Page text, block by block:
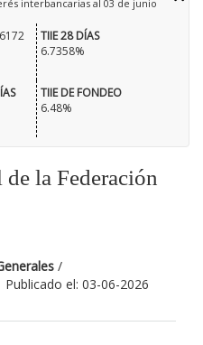
interbancarias al 03 de junio
TIIE 28 DÍAS
6.7358%
TIIE DE FONDEO
6.48%
la Federación
/
Publicado el: 03-06-2026